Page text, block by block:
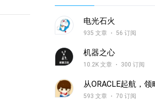
电光石火
935 文章 56 订阅
机器之心
10.2K 文章 300 订阅
从ORACLE起航，领
593 文章 70 订阅